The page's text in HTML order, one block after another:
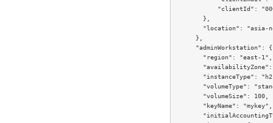
"clientId":
        },
"location": "asia-
      },
      "adminWorkstation": {
        "region": "east-1",
"instanceType":
"volumeType":
        "volumeSize": 100,
        "keyName": "mykey",